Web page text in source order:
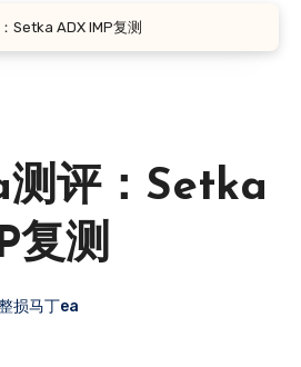
Setka ADX IMP复测
测评：Setka
复测
损马丁ea